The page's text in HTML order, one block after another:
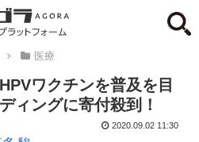
医療
ワクチンを普及を目
ィングに寄付殺到！
2020.09.02 11:30